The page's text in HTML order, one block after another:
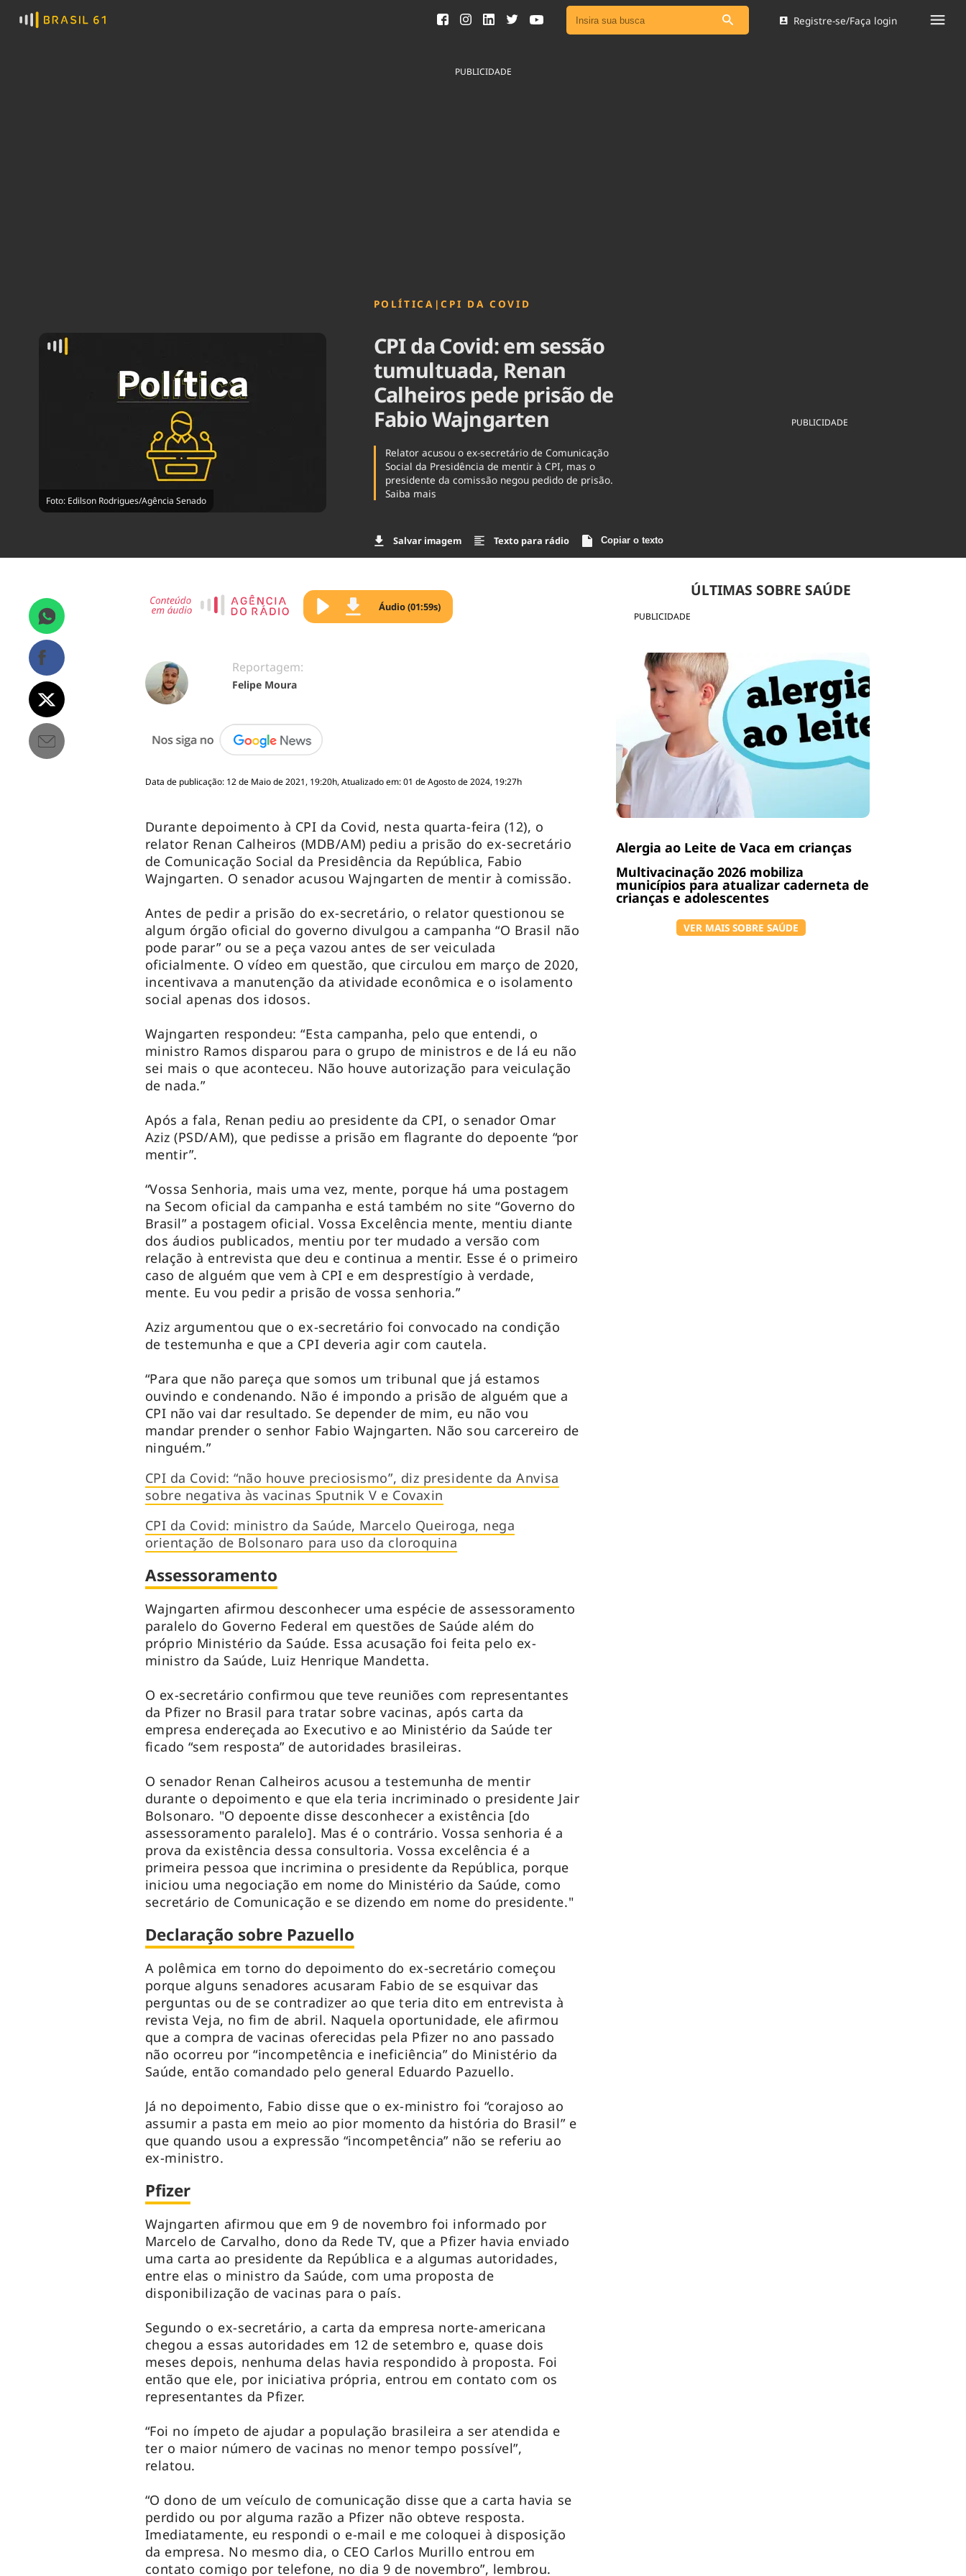
Ver todas as notícias
Brasil
Cinema
Registre-se/Faça login
PUBLICIDADE
Foto: Edilson Rodrigues/Agência Senado
POLÍTICA |CPI DA COVID
CPI da Covid: em sessão
tumultuada, Renan
Calheiros pede prisão de
Fabio Wajngarten
Relator acusou o ex-secretário de Comunicação
Social da Presidência de mentir à CPI, mas o
presidente da comissão negou pedido de prisão.
Saiba mais
Salvar imagem Texto para rádio Copiar o texto
PUBLICIDADE
PUBLICIDADE
ÚLTIMAS SOBRE SAÚDE
Alergia ao Leite de Vaca em crianças
Multivacinação 2026 mobiliza
municípios para atualizar caderneta de
crianças e adolescentes
VER MAIS SOBRE SAÚDE
Áudio (01:59s)
Reportagem:
Felipe Moura
Data de publicação: 12 de Maio de 2021, 19:20h, Atualizado em: 01 de Agosto de 2024, 19:27h
Durante depoimento à CPI da Covid, nesta quarta-feira (12), o
relator Renan Calheiros (MDB/AM) pediu a prisão do ex-secretário
de Comunicação Social da Presidência da República, Fabio
Wajngarten. O senador acusou Wajngarten de mentir à comissão.
Antes de pedir a prisão do ex-secretário, o relator questionou se
algum órgão oficial do governo divulgou a campanha “O Brasil não
pode parar” ou se a peça vazou antes de ser veiculada
oficialmente. O vídeo em questão, que circulou em março de 2020,
incentivava a manutenção da atividade econômica e o isolamento
social apenas dos idosos.
Wajngarten respondeu: “Esta campanha, pelo que entendi, o
ministro Ramos disparou para o grupo de ministros e de lá eu não
sei mais o que aconteceu. Não houve autorização para veiculação
de nada.”
Após a fala, Renan pediu ao presidente da CPI, o senador Omar
Aziz (PSD/AM), que pedisse a prisão em flagrante do depoente “por
mentir”.
“Vossa Senhoria, mais uma vez, mente, porque há uma postagem
na Secom oficial da campanha e está também no site “Governo do
Brasil” a postagem oficial. Vossa Excelência mente, mentiu diante
dos áudios publicados, mentiu por ter mudado a versão com
relação à entrevista que deu e continua a mentir. Esse é o primeiro
caso de alguém que vem à CPI e em desprestígio à verdade,
mente. Eu vou pedir a prisão de vossa senhoria.”
Aziz argumentou que o ex-secretário foi convocado na condição
de testemunha e que a CPI deveria agir com cautela.
“Para que não pareça que somos um tribunal que já estamos
ouvindo e condenando. Não é impondo a prisão de alguém que a
CPI não vai dar resultado. Se depender de mim, eu não vou
mandar prender o senhor Fabio Wajngarten. Não sou carcereiro de
ninguém.”
CPI da Covid: “não houve preciosismo”, diz presidente da Anvisa
sobre negativa às vacinas Sputnik V e Covaxin
CPI da Covid: ministro da Saúde, Marcelo Queiroga, nega
orientação de Bolsonaro para uso da cloroquina
Assessoramento
Wajngarten afirmou desconhecer uma espécie de assessoramento
paralelo do Governo Federal em questões de Saúde além do
próprio Ministério da Saúde. Essa acusação foi feita pelo ex-
ministro da Saúde, Luiz Henrique Mandetta.
O ex-secretário confirmou que teve reuniões com representantes
da Pfizer no Brasil para tratar sobre vacinas, após carta da
empresa endereçada ao Executivo e ao Ministério da Saúde ter
ficado “sem resposta” de autoridades brasileiras.
O senador Renan Calheiros acusou a testemunha de mentir
durante o depoimento e que ela teria incriminado o presidente Jair
Bolsonaro. "O depoente disse desconhecer a existência [do
assessoramento paralelo]. Mas é o contrário. Vossa senhoria é a
prova da existência dessa consultoria. Vossa excelência é a
primeira pessoa que incrimina o presidente da República, porque
iniciou uma negociação em nome do Ministério da Saúde, como
secretário de Comunicação e se dizendo em nome do presidente."
Declaração sobre Pazuello
A polêmica em torno do depoimento do ex-secretário começou
porque alguns senadores acusaram Fabio de se esquivar das
perguntas ou de se contradizer ao que teria dito em entrevista à
revista Veja, no fim de abril. Naquela oportunidade, ele afirmou
que a compra de vacinas oferecidas pela Pfizer no ano passado
não ocorreu por “incompetência e ineficiência” do Ministério da
Saúde, então comandado pelo general Eduardo Pazuello.
Já no depoimento, Fabio disse que o ex-ministro foi “corajoso ao
assumir a pasta em meio ao pior momento da história do Brasil” e
que quando usou a expressão “incompetência” não se referiu ao
ex-ministro.
Pfizer
Wajngarten afirmou que em 9 de novembro foi informado por
Marcelo de Carvalho, dono da Rede TV, que a Pfizer havia enviado
uma carta ao presidente da República e a algumas autoridades,
entre elas o ministro da Saúde, com uma proposta de
disponibilização de vacinas para o país.
Segundo o ex-secretário, a carta da empresa norte-americana
chegou a essas autoridades em 12 de setembro e, quase dois
meses depois, nenhuma delas havia respondido à proposta. Foi
então que ele, por iniciativa própria, entrou em contato com os
representantes da Pfizer.
“Foi no ímpeto de ajudar a população brasileira a ser atendida e
ter o maior número de vacinas no menor tempo possível”,
relatou.
“O dono de um veículo de comunicação disse que a carta havia se
perdido ou por alguma razão a Pfizer não obteve resposta.
Imediatamente, eu respondi o e-mail e me coloquei à disposição
da empresa. No mesmo dia, o CEO Carlos Murillo entrou em
contato comigo por telefone, no dia 9 de novembro”, lembrou.